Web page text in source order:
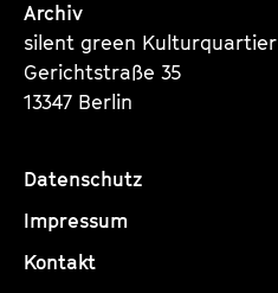
Archiv
silent green Kulturquartier
Gerichtstraße 35
13347 Berlin
Datenschutz
Impressum
Kontakt